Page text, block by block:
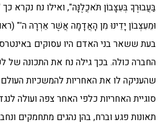
בַּעֲבוּרֶךָ בְּעִצָּבוֹן תֹּאכֲלֶנָּה", ואילו נח נקרא
וּמֵעִצְּבוֹן יָדֵינוּ מִן הָאֲדָמָה אֲשֶׁר אֵרְרָהּ ה'"
בעת ששאר בני האדם היו עסוקים
החברה כולה. בכך גילה נח את התכונה של
שהעניקה לו את האחריות להמשכיות
סוגיית האחריות כלפי האחר צפה ועולה
תאונות פגע וברח, בהן נהגים מתחמקים